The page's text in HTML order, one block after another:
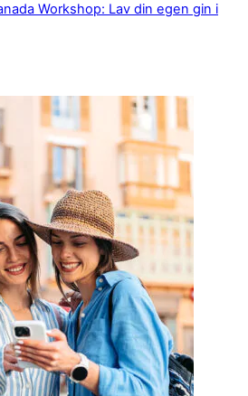
Workshop: Lav din egen gin i